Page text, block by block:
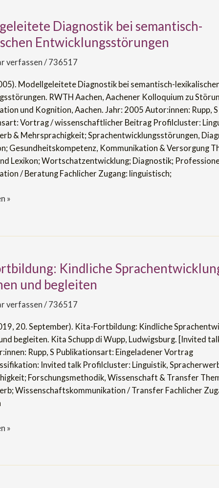
Diagnostik bei semantisch-
Entwicklungsstörungen
verfassen / 736517
Modellgeleitete Diagnostik bei semantisch-
RWTH Aachen, Aachener Kolloquium zu
und Kognition, Aachen. Jahr: 2005 Autor:innen: Rupp, S
Vortrag / wissenschaftlicher Beitrag Profilcluster:
& Mehrsprachigkeit; Sprachentwicklungsstörungen,
Gesundheitskompetenz, Kommunikation & Versorgung
Lexikon; Wortschatzentwicklung; Diagnostik;
/ Beratung Fachlicher Zugang: linguistisch;
»
Kindliche
und begleiten
verfassen / 736517
20. September). Kita-Fortbildung: Kindliche
begleiten. Kita Schupp di Wupp, Ludwigsburg. [Invited
Rupp, S Publikationsart: Eingeladener Vortrag
Invited talk Profilcluster: Linguistik,
Forschungsmethodik, Wissenschaft & Transfer
Wissenschaftskommunikation / Transfer Fachlicher
»